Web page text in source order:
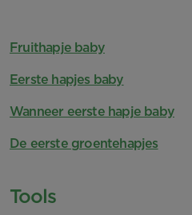
Fruithapje baby
Eerste hapjes baby
Wanneer eerste hapje baby
De eerste groentehapjes
Tools